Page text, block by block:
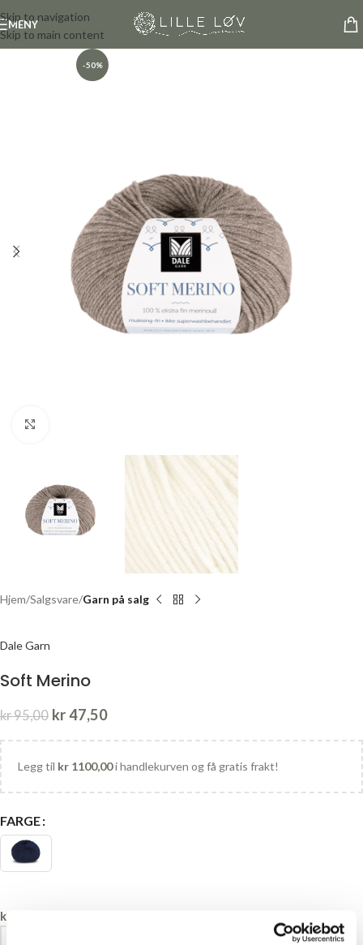
Skip to navigation
Skip to main content
MENY
-50%
Hjem Salgsvare Garn på salg
Dale Garn
Soft Merino
kr95,00 kr47,50
Legg til kr 1100,00i handlekurven og få gratis frakt!
FARGE
kr